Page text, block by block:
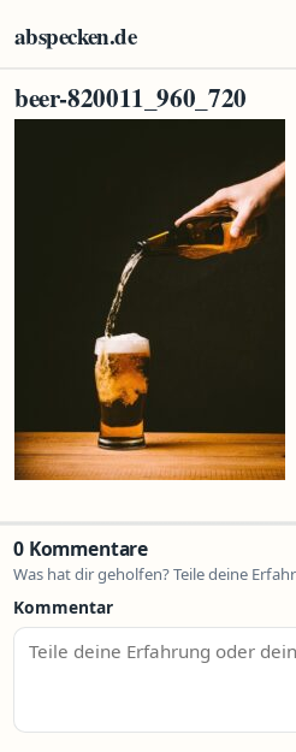
abspecken.de
beer-820011_960_720
0 Kommentare
Was hat dir geholfen? Teile deine
Kommentar